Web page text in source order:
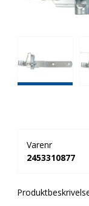
Varenr
2453310877